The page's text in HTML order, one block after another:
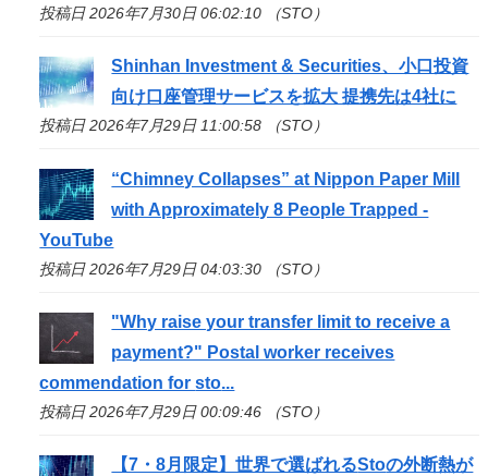
投稿日 2026年7月30日 06:02:10 （STO）
Shinhan Investment & Securities、小口投資
向け口座管理サービスを拡大 提携先は4社に
投稿日 2026年7月29日 11:00:58 （STO）
“Chimney Collapses” at Nippon Paper Mill
with Approximately 8 People Trapped -
YouTube
投稿日 2026年7月29日 04:03:30 （STO）
"Why raise your transfer limit to receive a
payment?" Postal worker receives
commendation forsto...
投稿日 2026年7月29日 00:09:46 （STO）
【7・8月限定】世界で選ばれるStoの外断熱が